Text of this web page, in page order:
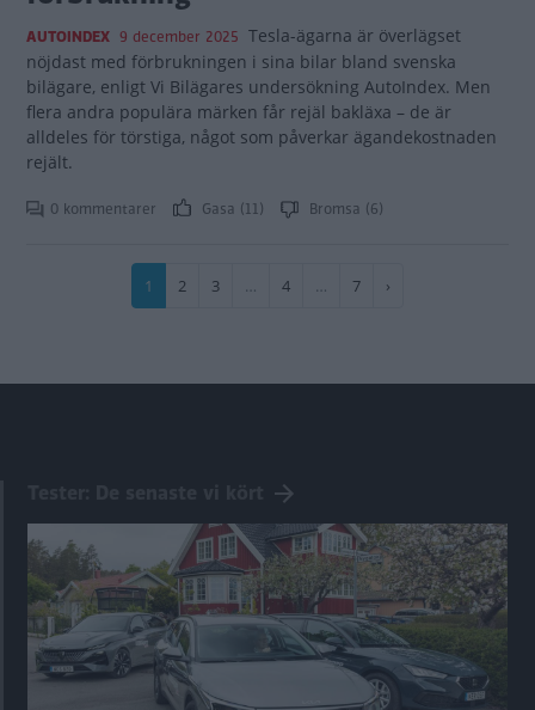
AUTOINDEX 9 december 2025 Tesla-ägarna är överlägset
nöjdast med förbrukningen i sina bilar bland svenska
bilägare, enligt Vi Bilägares undersökning AutoIndex. Men
flera andra populära märken får rejäl bakläxa – de är
alldeles för törstiga, något som påverkar ägandekostnaden
rejält.
0 kommentarer Gasa (11) Bromsa (6)
PagineringNuvarande
1 Sida
2 Sida
3 … Sida
4 … Sida
7
Nästa
›